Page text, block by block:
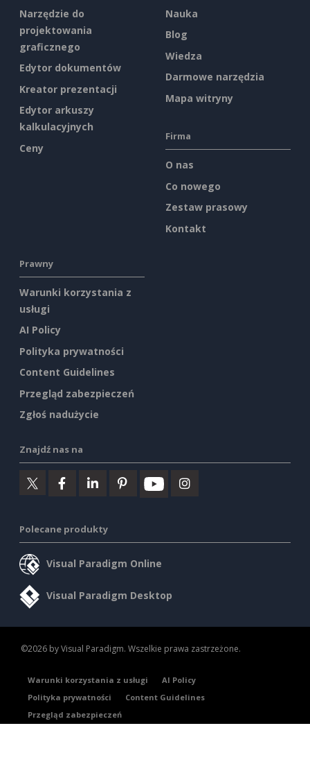
Narzędzie do
projektowania
graficznego
Edytor dokumentów
Kreator prezentacji
Edytor arkuszy
kalkulacyjnych
Ceny
Nauka
Blog
Wiedza
Darmowe narzędzia
Mapa witryny
Firma
O nas
Co nowego
Zestaw prasowy
Kontakt
Prawny
Warunki korzystania z
usługi
AI Policy
Polityka prywatności
Content Guidelines
Przegląd zabezpieczeń
Zgłoś nadużycie
Znajdź nas na
Polecane produkty
Visual Paradigm Online
Visual Paradigm Desktop
©2026 by Visual Paradigm. Wszelkie prawa zastrzeżone.
Warunki korzystania z usługi
AI Policy
Polityka prywatności
Content Guidelines
Przegląd zabezpieczeń